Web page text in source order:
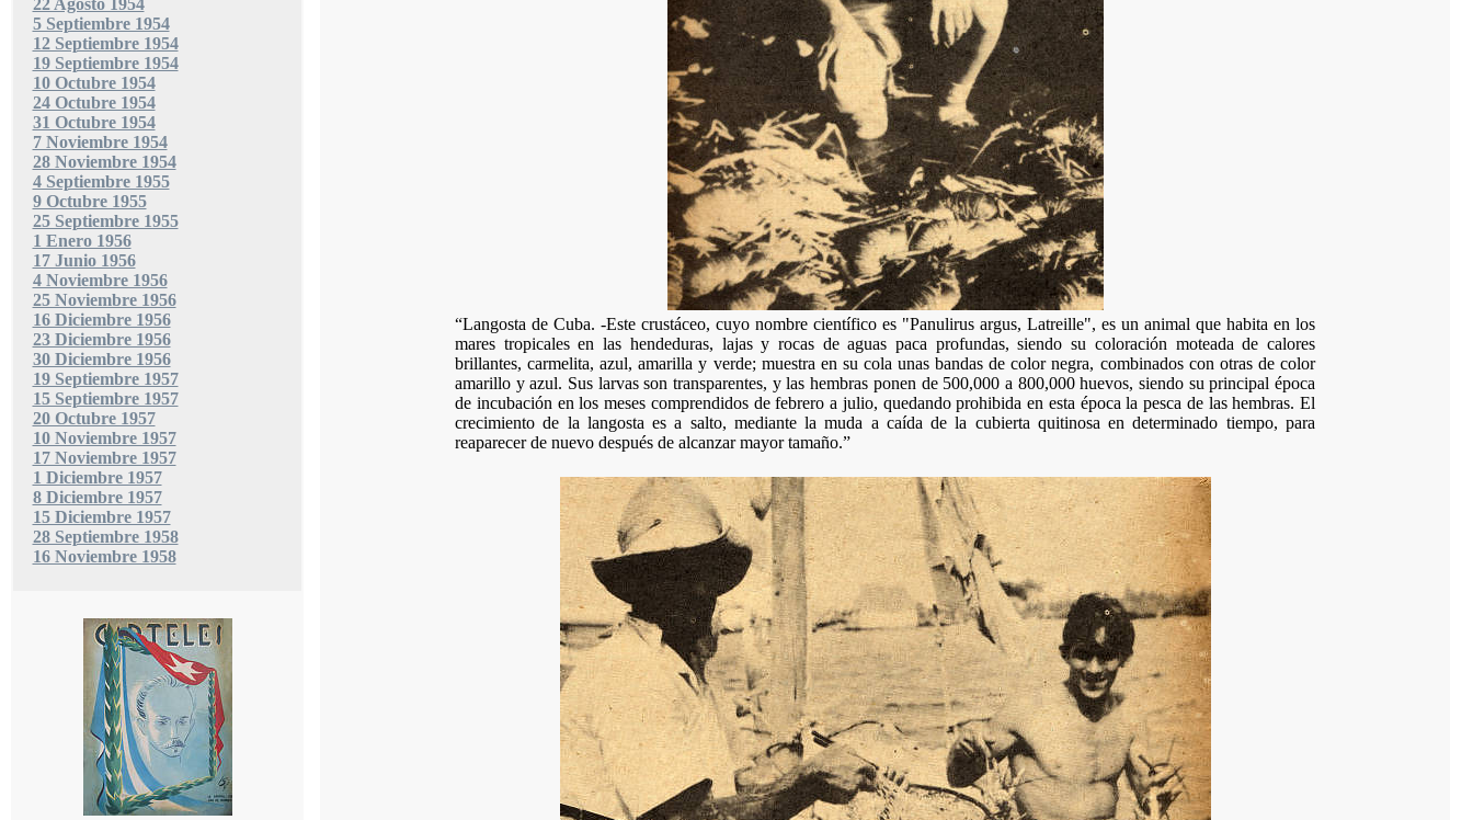
22 Agosto 1954
5 Septiembre 1954
12 Septiembre 1954
19 Septiembre 1954
10 Octubre 1954
24 Octubre 1954
31 Octubre 1954
7 Noviembre 1954
28 Noviembre 1954
4 Septiembre 1955
9 Octubre 1955
25 Septiembre 1955
1 Enero 1956
17 Junio 1956
4 Noviembre 1956
25 Noviembre 1956
16 Diciembre 1956
23 Diciembre 1956
30 Diciembre 1956
19 Septiembre 1957
15 Septiembre 1957
20 Octubre 1957
10 Noviembre 1957
17 Noviembre 1957
1 Diciembre 1957
8 Diciembre 1957
15 Diciembre 1957
28 Septiembre 1958
16 Noviembre 1958
“Langosta de Cuba. -Este crustáceo, cuyo nombre científico es "Panulirus argus, Latreille", es un animal que habita en los
mares tropicales en las hendeduras, lajas y rocas de aguas paca profundas, siendo su coloración moteada de calores
brillantes, carmelita, azul, amarilla y verde; muestra en su cola unas bandas de color negra, combinados con otras de color
amarillo y azul. Sus larvas son transparentes, y las hembras ponen de 500,000 a 800,000 huevos, siendo su principal época
de incubación en los meses comprendidos de febrero a julio, quedando prohibida en esta época la pesca de las hembras. El
crecimiento de la langosta es a salto, mediante la muda a caída de la cubierta quitinosa en determinado tiempo, para
reaparecer de nuevo después de alcanzar mayor tamaño.”